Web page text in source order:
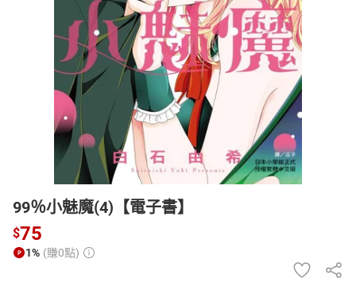
日本購物 電子/紙本書
HOT
99％小魅魔(4)【電子書】
$75
1% (賺0點)